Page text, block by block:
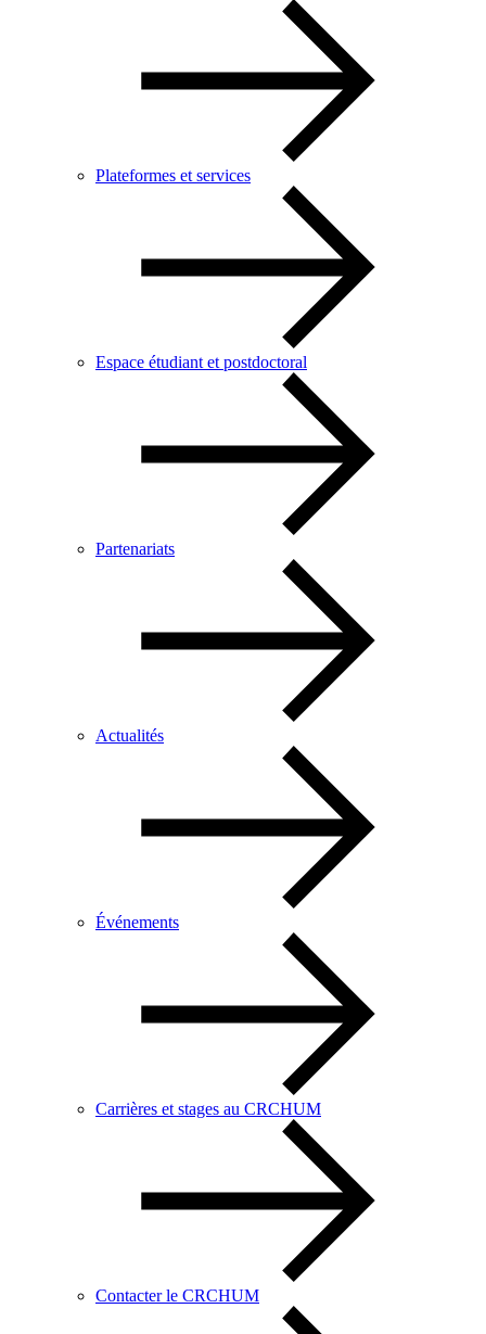
Plateformes et services
Espace étudiant et postdoctoral
Partenariats
Actualités
Événements
Carrières et stages au CRCHUM
Contacter le CRCHUM